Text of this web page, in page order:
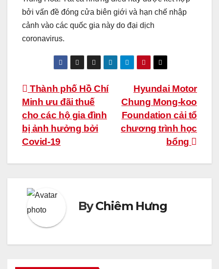
bởi vấn đề đóng cửa biên giới và hạn chế nhập
cảnh vào các quốc gia này do đại dịch
coronavirus.
Điều
hướng
bài
Hyundai Motor
Chung Mong-koo
Foundation cải tổ
chương trình học
bổng
Thành phố Hồ Chí
Minh ưu đãi thuế
cho các hộ gia đình
bị ảnh hưởng bởi
Covid-19
ByChiêm Hưng